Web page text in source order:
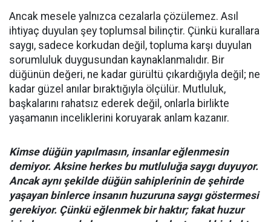
Ancak mesele yalnızca cezalarla çözülemez. Asıl
ihtiyaç duyulan şey toplumsal bilinçtir. Çünkü kurallara
saygı, sadece korkudan değil, topluma karşı duyulan
sorumluluk duygusundan kaynaklanmalıdır. Bir
düğünün değeri, ne kadar gürültü çıkardığıyla değil; ne
kadar güzel anılar bıraktığıyla ölçülür. Mutluluk,
başkalarını rahatsız ederek değil, onlarla birlikte
yaşamanın inceliklerini koruyarak anlam kazanır.
Kimse düğün yapılmasın, insanlar eğlenmesin
demiyor. Aksine herkes bu mutluluğa saygı duyuyor.
Ancak aynı şekilde düğün sahiplerinin de şehirde
yaşayan binlerce insanın huzuruna saygı göstermesi
gerekiyor. Çünkü eğlenmek bir haktır; fakat huzur